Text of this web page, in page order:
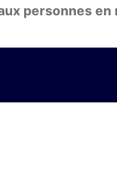
personnes en